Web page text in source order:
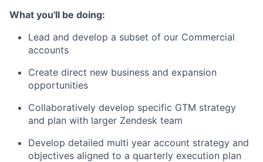
What you'll be doing:
Lead and develop a subset of our Commercial
accounts
Create direct new business and expansion
opportunities
Collaboratively develop specific GTM strategy
and plan with larger Zendesk team
Develop detailed multi year account strategy and
objectives aligned to a quarterly execution plan